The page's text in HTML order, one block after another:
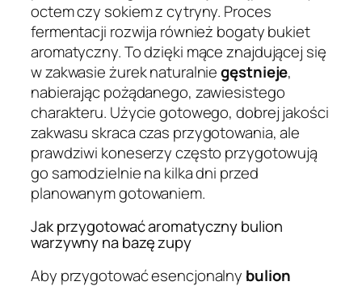
octem czy sokiem z cytryny. Proces
fermentacji rozwija również bogaty bukiet
aromatyczny. To dzięki mące znajdującej się
w zakwasie żurek naturalniegęstnieje,
nabierając pożądanego, zawiesistego
charakteru. Użycie gotowego, dobrej jakości
zakwasu skraca czas przygotowania, ale
prawdziwi koneserzy często przygotowują
go samodzielnie na kilka dni przed
planowanym gotowaniem.
Jak przygotować aromatyczny bulion
warzywny na bazę zupy
Aby przygotować esencjonalny bulion